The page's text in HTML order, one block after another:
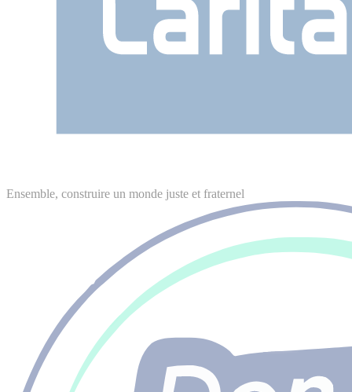
Ensemble, construire un monde juste et fraternel